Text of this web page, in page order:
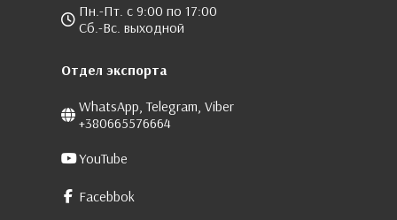
Пн.-Пт. с 9:00 по 17:00
Сб.-Вс. выходной
Отдел экспорта
WhatsApp, Telegram, Viber
+380665576664
YouTube
Facebbok